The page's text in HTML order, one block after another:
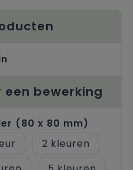
een bewerking
(80 x 80 mm)
2